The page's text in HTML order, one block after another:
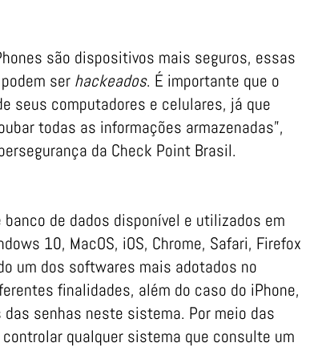
são dispositivos mais seguros, essas
ser hackeados. É importante que o
seus computadores e celulares, já que
todas as informações armazenadas”,
da Check Point Brasil.
de dados disponível e utilizados em
10, MacOS, iOS, Chrome, Safari, Firefox
um dos softwares mais adotados no
finalidades, além do caso do iPhone,
senhas neste sistema. Por meio das
qualquer sistema que consulte um